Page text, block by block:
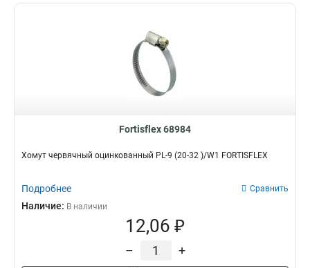
Fortisflex 68984
Хомут червячный оцинкованный PL-9 (20-32 )/W1 FORTISFLEX
Подробнее Сравнить
Наличие: В наличии
12,06 ₽
– +